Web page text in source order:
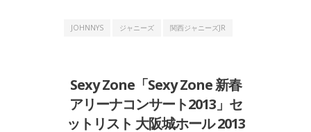
JOHNNYS ジャニーズ 関西ジャニーズJR
Sexy Zone「Sexy Zone 新春
アリーナコンサート2013」セ
ットリスト 大阪城ホール 2013